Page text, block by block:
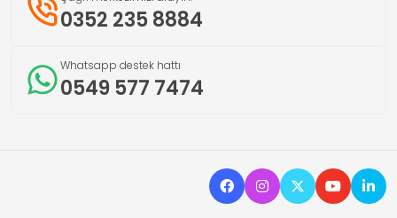
0352 235 8884
Whatsapp destek hattı
0549 577 7474